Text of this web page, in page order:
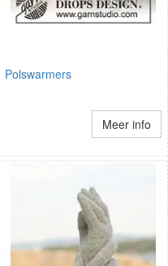
Polswarmers
Meer info